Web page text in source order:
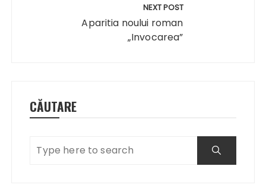
NEXT POST
Aparitia noului roman
„Invocarea”
CĂUTARE